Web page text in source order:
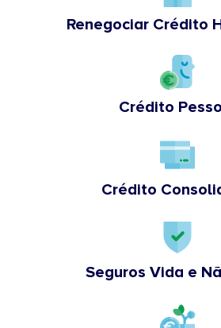
Renegociar Crédito
Crédito
Crédito
Seguros Vida e